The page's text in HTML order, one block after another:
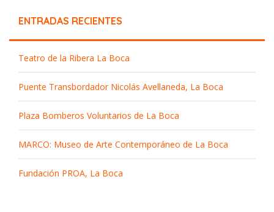
ENTRADAS RECIENTES
Teatro de la Ribera La Boca
Puente Transbordador Nicolás Avellaneda, La Boca
Plaza Bomberos Voluntarios de La Boca
MARCO: Museo de Arte Contemporáneo de La Boca
Fundación PROA, La Boca